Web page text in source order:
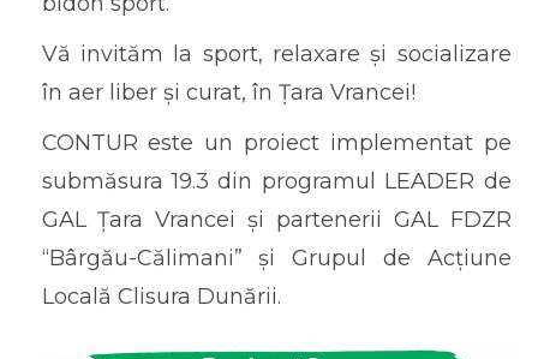
Vă invităm la sport, relaxare și socializare
în aer liber și curat, în Țara Vrancei!
CONTUR este un proiect implementat pe
submăsura 19.3 din programul LEADER de
GAL Țara Vrancei și partenerii GAL FDZR
“Bârgău-Călimani” și Grupul de Acțiune
Locală Clisura Dunării.